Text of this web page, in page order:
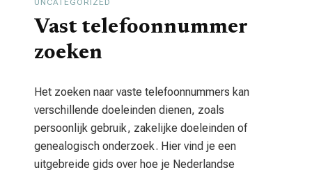
UNCATEGORIZED
Vast telefoonnummer
zoeken
Het zoeken naar vaste telefoonnummers kan
verschillende doeleinden dienen, zoals
persoonlijk gebruik, zakelijke doeleinden of
genealogisch onderzoek. Hier vind je een
uitgebreide gids over hoe je Nederlandse